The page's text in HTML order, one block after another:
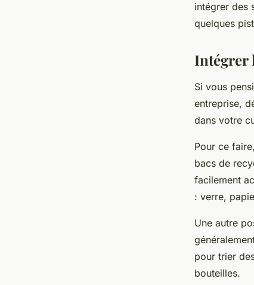
intégrer des
quelques
Intégrer
Si vous
entreprise,
dans votre
Pour ce
bacs de
facilement
: verre,
Une autre
pour trier
bouteilles.